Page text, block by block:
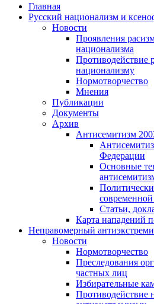
Главная
Русский национализм и
Новости
Проявления
национализма
Противодействие
национализму
Нормотворчество
Мнения
Публикации
Документы
Архив
Антисемитизм
Федерации
Основные
Статьи,
Карта нападений
Неправомерный
Новости
Нормотворчество
Преследования
частных лиц
Избирательные
Противодействие